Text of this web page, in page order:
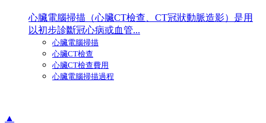
心臟電腦掃描（心臟CT檢查、CT冠狀動脈造影）是用
以初步診斷冠心病或血管...
心臟電腦掃描
心臟CT檢查
心臟CT檢查費用
心臟電腦掃描過程
▲